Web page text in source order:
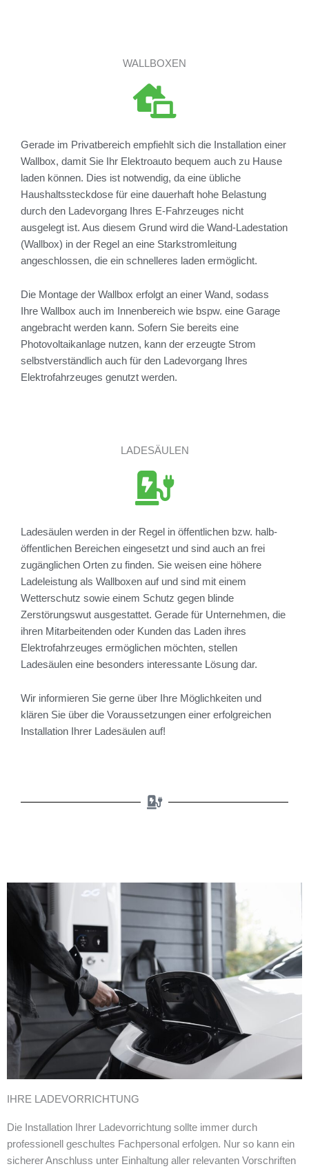
WALLBOXEN
Gerade im Privatbereich empfiehlt sich die Installation einer
Wallbox, damit Sie Ihr Elektroauto bequem auch zu Hause
laden können. Dies ist notwendig, da eine übliche
Haushaltssteckdose für eine dauerhaft hohe Belastung
durch den Ladevorgang Ihres E-Fahrzeuges nicht
ausgelegt ist. Aus diesem Grund wird die Wand-Ladestation
(Wallbox) in der Regel an eine Starkstromleitung
angeschlossen, die ein schnelleres laden ermöglicht.
Die Montage der Wallbox erfolgt an einer Wand, sodass
Ihre Wallbox auch im Innenbereich wie bspw. eine Garage
angebracht werden kann. Sofern Sie bereits eine
Photovoltaikanlage nutzen, kann der erzeugte Strom
selbstverständlich auch für den Ladevorgang Ihres
Elektrofahrzeuges genutzt werden.
LADESÄULEN
Ladesäulen werden in der Regel in öffentlichen bzw. halb-
öffentlichen Bereichen eingesetzt und sind auch an frei
zugänglichen Orten zu finden. Sie weisen eine höhere
Ladeleistung als Wallboxen auf und sind mit einem
Wetterschutz sowie einem Schutz gegen blinde
Zerstörungswut ausgestattet. Gerade für Unternehmen, die
ihren Mitarbeitenden oder Kunden das Laden ihres
Elektrofahrzeuges ermöglichen möchten, stellen
Ladesäulen eine besonders interessante Lösung dar.
Wir informieren Sie gerne über Ihre Möglichkeiten und
klären Sie über die Voraussetzungen einer erfolgreichen
Installation Ihrer Ladesäulen auf!
IHRE LADEVORRICHTUNG
Die Installation Ihrer Ladevorrichtung sollte immer durch
professionell geschultes Fachpersonal erfolgen. Nur so kann ein
sicherer Anschluss unter Einhaltung aller relevanten Vorschriften